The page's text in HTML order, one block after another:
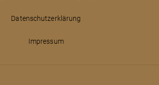
Datenschutzerklärung
Impressum